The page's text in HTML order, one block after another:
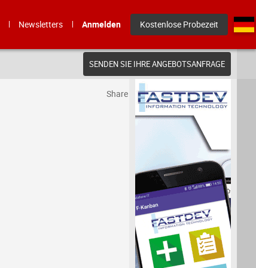
Newsletters Anmelden Kostenlose Probezeit
SENDEN SIE IHRE ANGEBOTSANFRAGE
Share